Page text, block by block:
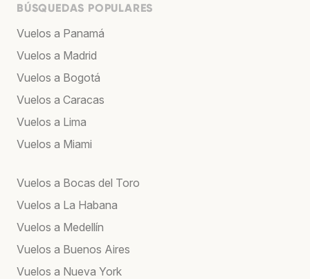
BÚSQUEDAS POPULARES
Vuelos a Panamá
Vuelos a Madrid
Vuelos a Bogotá
Vuelos a Caracas
Vuelos a Lima
Vuelos a Miami
Vuelos a Bocas del Toro
Vuelos a La Habana
Vuelos a Medellín
Vuelos a Buenos Aires
Vuelos a Nueva York